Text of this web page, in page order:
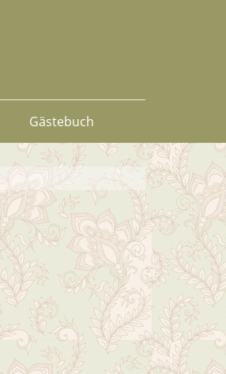
Gästebuch